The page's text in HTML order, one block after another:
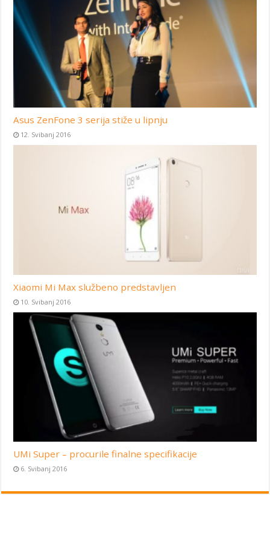
Asus ZenFone 3 serija stiže u lipnju
12. Svibanj 2016
Xiaomi Mi Max službeno predstavljen
10. Svibanj 2016
UMi Super – procurile finalne specifikacije
6. Svibanj 2016